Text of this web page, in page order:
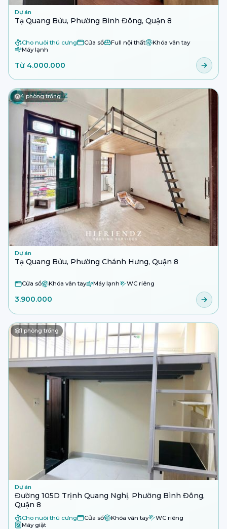
Dự án
Tạ Quang Bửu, Phường Bình Đông, Quận 8
Cho nuôi thú cưng Cửa sổ Full nội thất
Khóa vân tay
Máy lạnh
Từ 4.000.000
4 phòng trống
Dự án
Tạ Quang Bửu, Phường Chánh Hưng, Quận 8
Cửa sổ Khóa vân tay Máy lạnh WC riêng
3.900.000
1 phòng trống
Dự án
Đường 105D Trịnh Quang Nghị, Phường Bình Đông,
Quận 8
Cho nuôi thú cưng Cửa sổ Khóa vân tay
WC riêng
Máy giặt